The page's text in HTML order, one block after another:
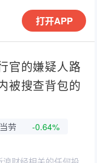
打开APP
官的嫌疑人路
被搜查背包的
劳 -0.64%